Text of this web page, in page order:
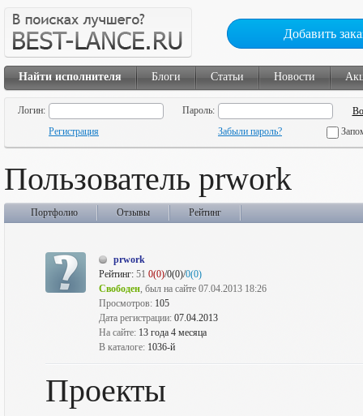
Добавить
Найти исполнителя Блоги Статьи Новости
Логин:
Пароль:
Регистрация
Забыли пароль?
Пользователь prwork
Портфолио Отзывы Рейтинг
prwork
Рейтинг: 51 0(0)/0(0)/0(0)
Свободен, был на сайте 07.04.2013 18:26
Просмотров: 105
Дата регистрации: 07.04.2013
На сайте: 13 года 4 месяца
В каталоге: 1036-й
Проекты